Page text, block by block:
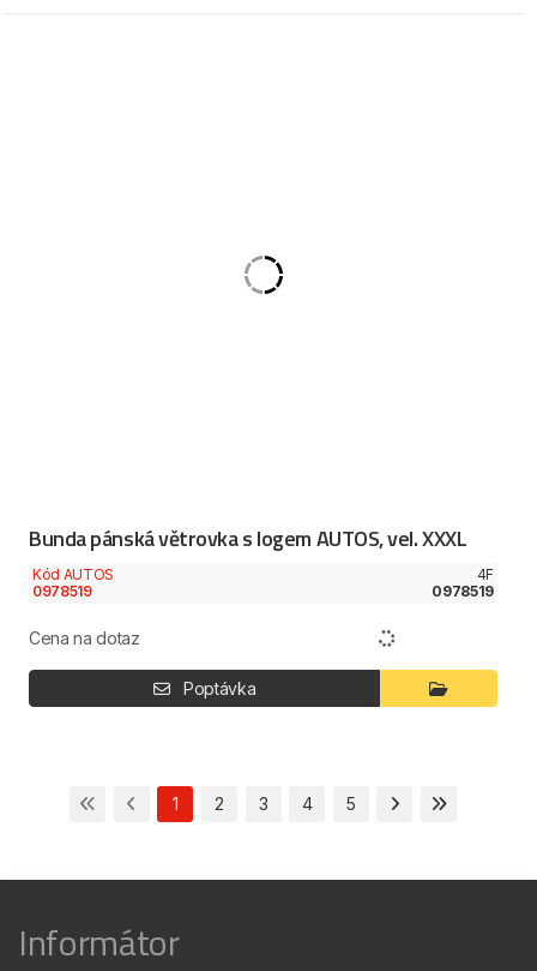
Bunda pánská větrovka s logem AUTOS, vel. XXXL
Kód AUTOS
0978519
4F
0978519
Cena na dotaz
Poptávka
1 2 3 4 5
Informátor